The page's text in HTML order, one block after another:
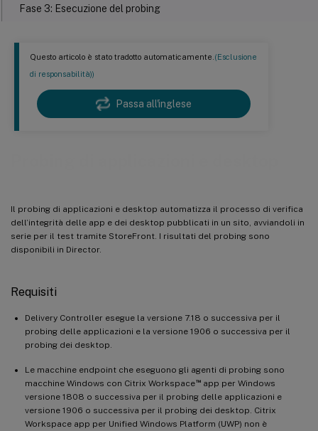
Questo articolo è stato tradotto automaticamente.(Esclusione
di responsabilità))
Passa all'inglese
Il probing di applicazioni e desktop automatizza il processo di verifica
dell’integrità delle app e dei desktop pubblicati in un sito, avviandoli in
serie per il test tramite StoreFront. I risultati del probing sono
disponibili in Director.
Requisiti
Delivery Controller esegue la versione 7.18 o successiva per il
probing delle applicazioni e la versione 1906 o successiva per il
probing dei desktop.
Le macchine endpoint che eseguono gli agenti di probing sono
macchine Windows con Citrix Workspace™app per Windows
versione 1808 o successiva per il probing delle applicazioni e
versione 1906 o successiva per il probing dei desktop. Citrix
Workspace app per Unified Windows Platform (UWP) non è
Fase 3: Esecuzione del probing